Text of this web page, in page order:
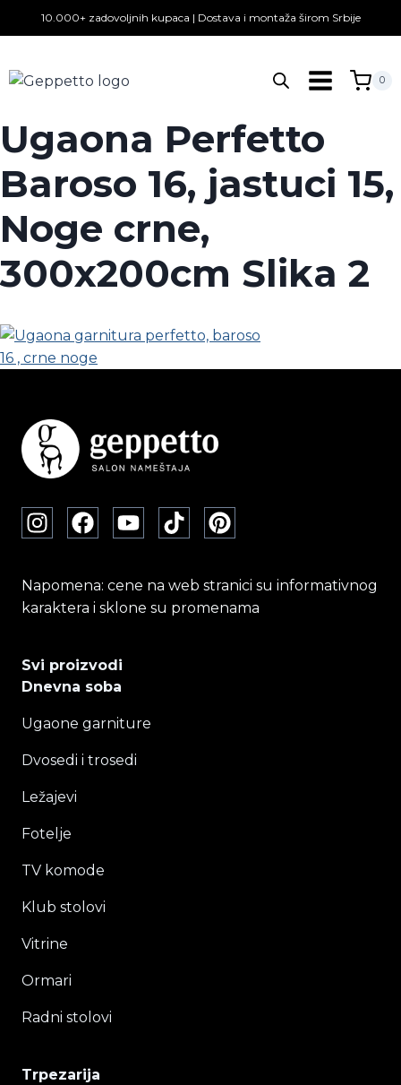
to
10.000+ zadovoljnih kupaca | Dostava i montaža širom Srbije
0
Ugaona Perfetto
Baroso 16, jastuci 15,
Noge crne,
300x200cm Slika 2
Napomena: cene na web stranici su informativnog
karaktera i sklone su promenama
Svi proizvodi
Dnevna soba
Ugaone garniture
Dvosedi i trosedi
Ležajevi
Fotelje
TV komode
Klub stolovi
Vitrine
Ormari
Radni stolovi
Trpezarija